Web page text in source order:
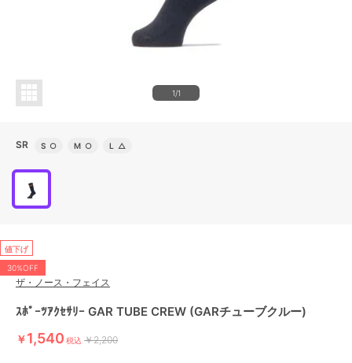
1/1
SR S ○ M ○ L △
値下げ
30%OFF
ザ・ノース・フェイス
ｽﾎﾟｰﾂｱｸｾｻﾘｰ GAR TUBE CREW (GARチューブクルー)
￥1,540 税込 ￥2,200